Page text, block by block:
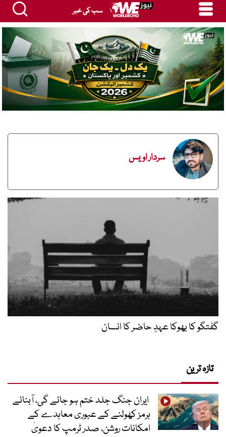
سب کی خبر
سردار اویس
تازہ ترین
ایران جنگ جلد ختم ہو جائے گی، آبنائے
ہرمز کھولنے کے عبوری معاہدے کے
امکانات روشن، صدر ٹرمپ کا دعویٰ